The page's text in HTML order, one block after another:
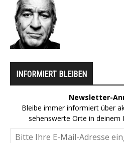
INFORMIERT BLEIBEN
Newsletter-
Bleibe immer informiert über
sehenswerte Orte in deinem